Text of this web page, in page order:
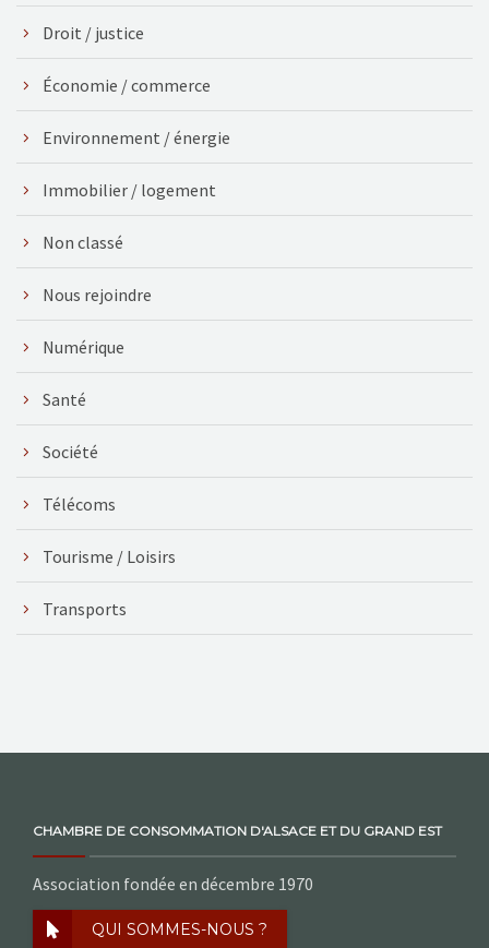
Droit / justice
Économie / commerce
Environnement / énergie
Immobilier / logement
Non classé
Nous rejoindre
Numérique
Santé
Société
Télécoms
Tourisme / Loisirs
Transports
CHAMBRE DE CONSOMMATION D'ALSACE ET DU GRAND EST
Association fondée en décembre 1970
QUI SOMMES-NOUS ?